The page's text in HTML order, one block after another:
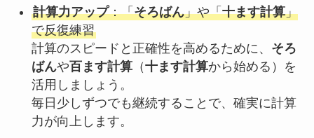
計算力アップ：「そろばん」や「十ます計算」
で反復練習
計算のスピードと正確性を高めるために、 そろ
ばんや百ます計算（十ます計算から始める）を
活用しましょう。
毎日少しずつでも継続することで、確実に計算
力が向上します。